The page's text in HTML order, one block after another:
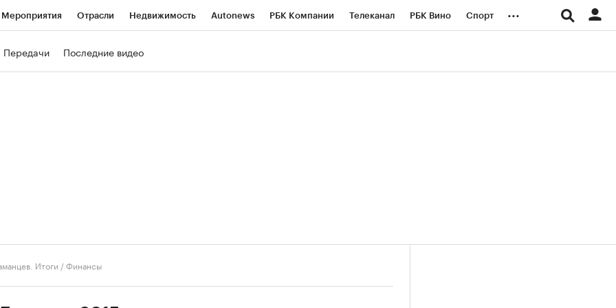
Мероприятия Отрасли Недвижимость Autonews РБК Компании Телеканал РБК Вино Спорт ...
Передачи Последние видео
Итоги /Финансы